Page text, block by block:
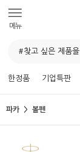
메뉴
한정품 기업특판
파카 볼펜